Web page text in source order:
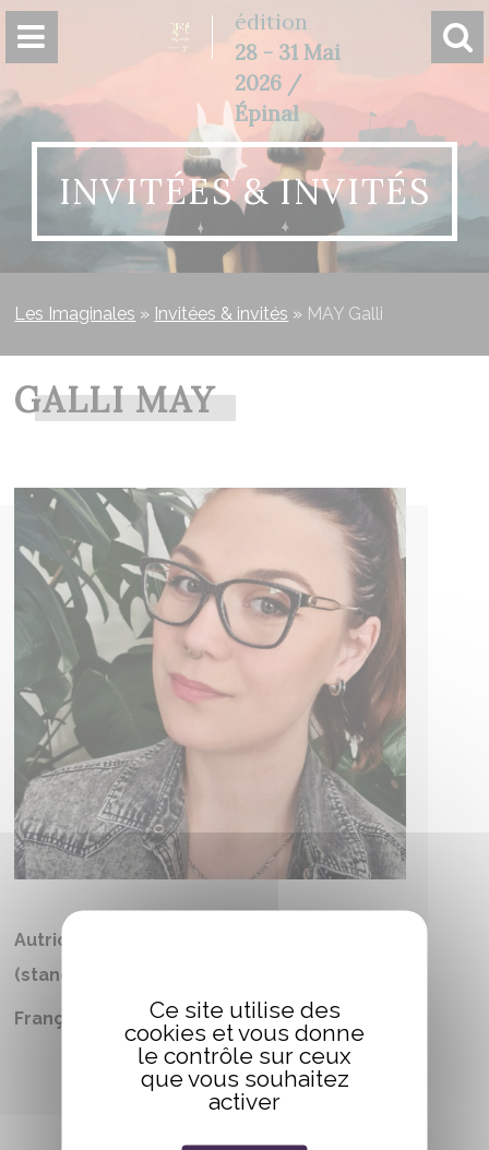
édition
28 - 31 Mai
2026 /
Épinal
INVITÉES & INVITÉS
Les Imaginales » Invitées & invités » MAY Galli
GALLI MAY
Autrices/auteurs et artistes présents
(stands éditeurs)
Française
Panneau de gestion des cookies
Ce site utilise des
cookies et vous donne
le contrôle sur ceux
que vous souhaitez
activer